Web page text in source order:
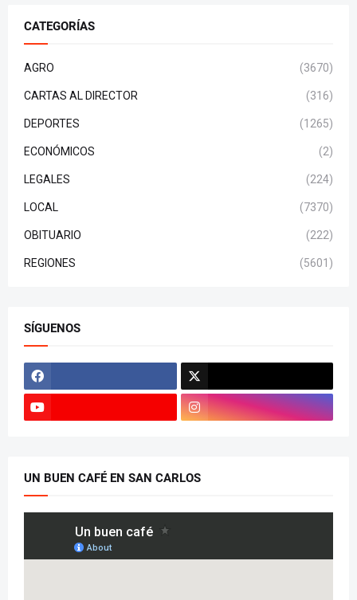
CATEGORÍAS
AGRO (3670)
CARTAS AL DIRECTOR (316)
DEPORTES (1265)
ECONÓMICOS (2)
LEGALES (224)
LOCAL (7370)
OBITUARIO (222)
REGIONES (5601)
SÍGUENOS
UN BUEN CAFÉ EN SAN CARLOS